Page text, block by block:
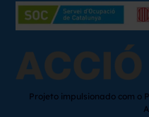
Projeto impulsionado com o